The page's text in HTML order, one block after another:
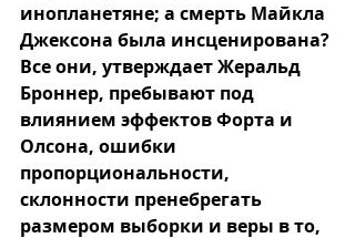
инопланетяне; а смерть Майкла
Джексона была инсценирована?
Все они, утверждает Жеральд
Броннер, пребывают под
влиянием эффектов Форта и
Олсона, ошибки
пропорциональности,
склонности пренебрегать
размером выборки и веры в то,